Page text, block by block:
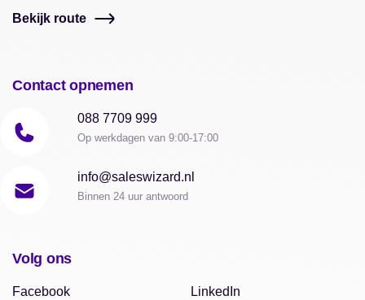
Bekijk route
Contact opnemen
088 7709 999
Op werkdagen van 9:00-17:00
info@saleswizard.nl
Binnen 24 uur antwoord
Volg ons
Facebook LinkedIn